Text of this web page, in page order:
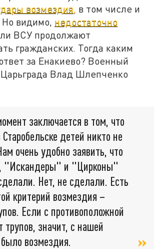
возмездия, в том числе и
видимо, недостаточно
ВСУ продолжают
гражданских. Тогда каким
за Енакиево? Военный
Царьграда Влад Шлепченко
заключается в том, что
детей никто не
очень удобно заявить, что
"Искандеры" и "Цирконы"
Нет, не сделали. Есть
критерий возмездия –
Если с противоположной
трупов, значит, с нашей
возмездия.